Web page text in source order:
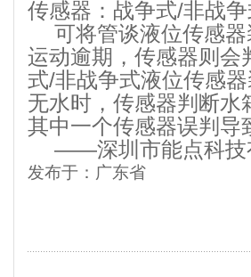
传感器：战争式/非战
可将管谈液位传感
运动逾期，传感器则会
式/非战争式液位传感
无水时，传感器判断
其中一个传感器误判导
——深圳市能点科技
发布于：广东省